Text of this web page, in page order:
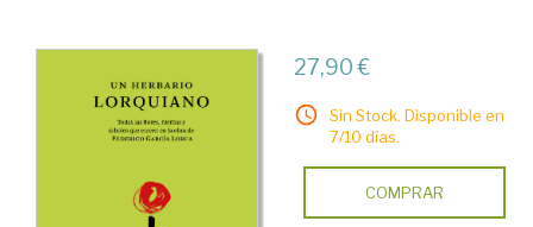
27,90 €
Sin Stock. Disponible en
7/10 días.
COMPRAR